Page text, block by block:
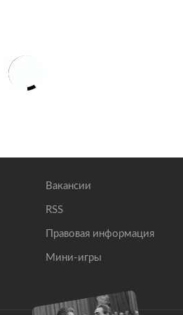
Вакансии
RSS
Правовая информация
Мини-игры